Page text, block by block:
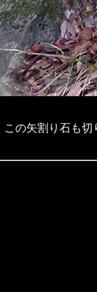
この矢割り石も